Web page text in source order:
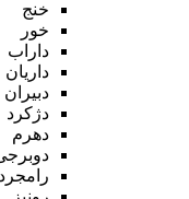
خنج
خور
داراب
داریان
دبیران
دژکرد
دهرم
دوبرجی
رامجرد